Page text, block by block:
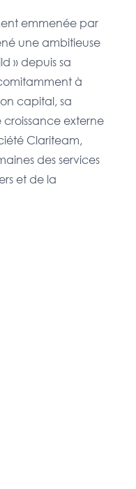
emmenée par
une ambitieuse
» depuis sa
à
capital, sa
externe
Clariteam,
des services
et de la